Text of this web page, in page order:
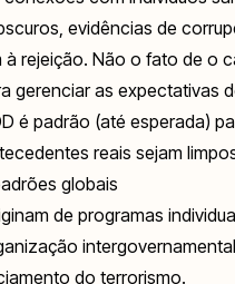
evidências de
rejeição. Não o fato de o
gerenciar as expectativas
é padrão (até esperada)
reais sejam
globais
de programas
do terrorismo.